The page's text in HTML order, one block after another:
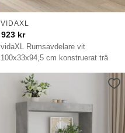
vidaXL Rumsavdelare vit
100x33x94,5 cm konstruerat trä
VIDAXL
923 kr